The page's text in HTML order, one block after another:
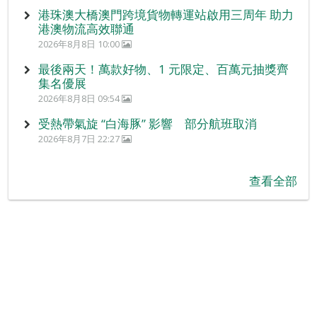
港珠澳大橋澳門跨境貨物轉運站啟用三周年 助力
港澳物流高效聯通
2026年8月8日 10:00
最後兩天！萬款好物、1 元限定、百萬元抽獎齊
集名優展
2026年8月8日 09:54
受熱帶氣旋 “白海豚” 影響 部分航班取消
2026年8月7日 22:27
查看全部